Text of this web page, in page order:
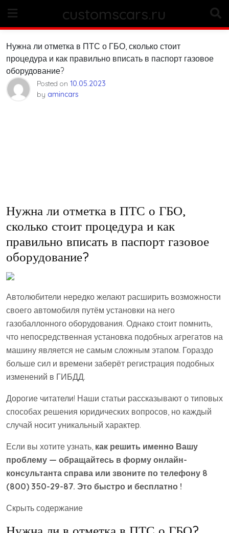
content
customscars.ru
Нужна ли отметка в ПТС о ГБО, сколько стоит
процедура и как правильно вписать в паспорт газовое
оборудование?
Posted on 10.05.2023
by amincars
Нужна ли отметка в ПТС о ГБО,
сколько стоит процедура и как
правильно вписать в паспорт газовое
оборудование?
Автолюбители нередко желают расширить возможности
своего автомобиля путём установки на него
газобаллонного оборудования. Однако стоит помнить,
что непосредственная установка подобных агрегатов на
машину является не самым сложным этапом. Гораздо
больше сил и времени заберёт регистрация подобных
изменений в ГИБДД.
Дорогие читатели! Наши статьи рассказывают о типовых
способах решения юридических вопросов, но каждый
случай носит уникальный характер.
Если вы хотите узнать, как решить именно Вашу
проблему — обращайтесь в форму онлайн-
консультанта справа или звоните по телефону 8
(800) 350-29-87. Это быстро и бесплатно !
Скрыть содержание